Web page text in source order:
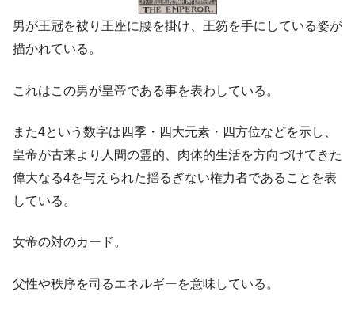
男が王冠を被り王座に腰を掛け、王笏を手にしている姿が
描かれている。
これはこの男が皇帝である事を表わしている。
また4という数字は四季・四大元素・四方位などを示し、
皇帝が古来より人間の霊的、肉体的生活を方向づけてきた
偉大なる4を与えられた揺るぎない権力者であることを表
している。
女帝の対のカード。
父性や秩序を司るエネルギーを意味している。